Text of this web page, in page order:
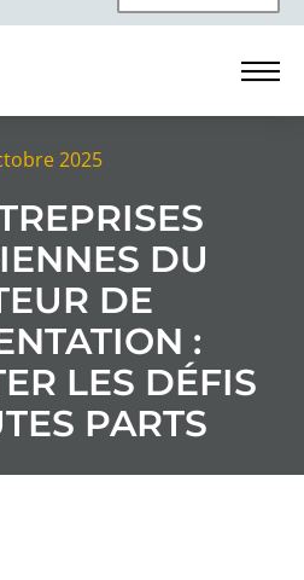
2025
DU
DE
:
LES DÉFIS
PARTS